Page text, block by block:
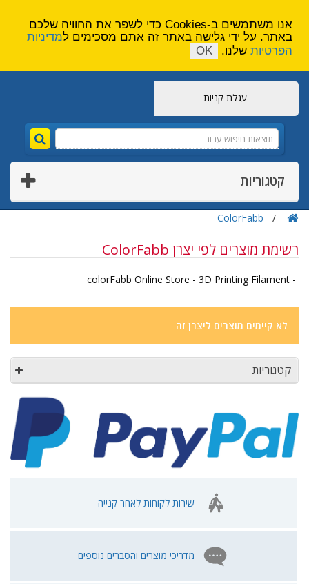
עגלת קניות
קטגוריות
ColorFabb
רשימת מוצרים לפי יצרן ColorFabb
- colorFabb Online Store - 3D Printing Filament
לא קיימים מוצרים ליצרן זה
קטגוריות
שירות לקוחות לאחר קנייה
מדריכי מוצרים והסברים נוספים
אנו משתמשים ב-Cookies כדי לשפר את החוויה שלכם
באתר. על ידי גלישה באתר זה אתם מסכימים למדיניות
הפרטיות שלנו. OK